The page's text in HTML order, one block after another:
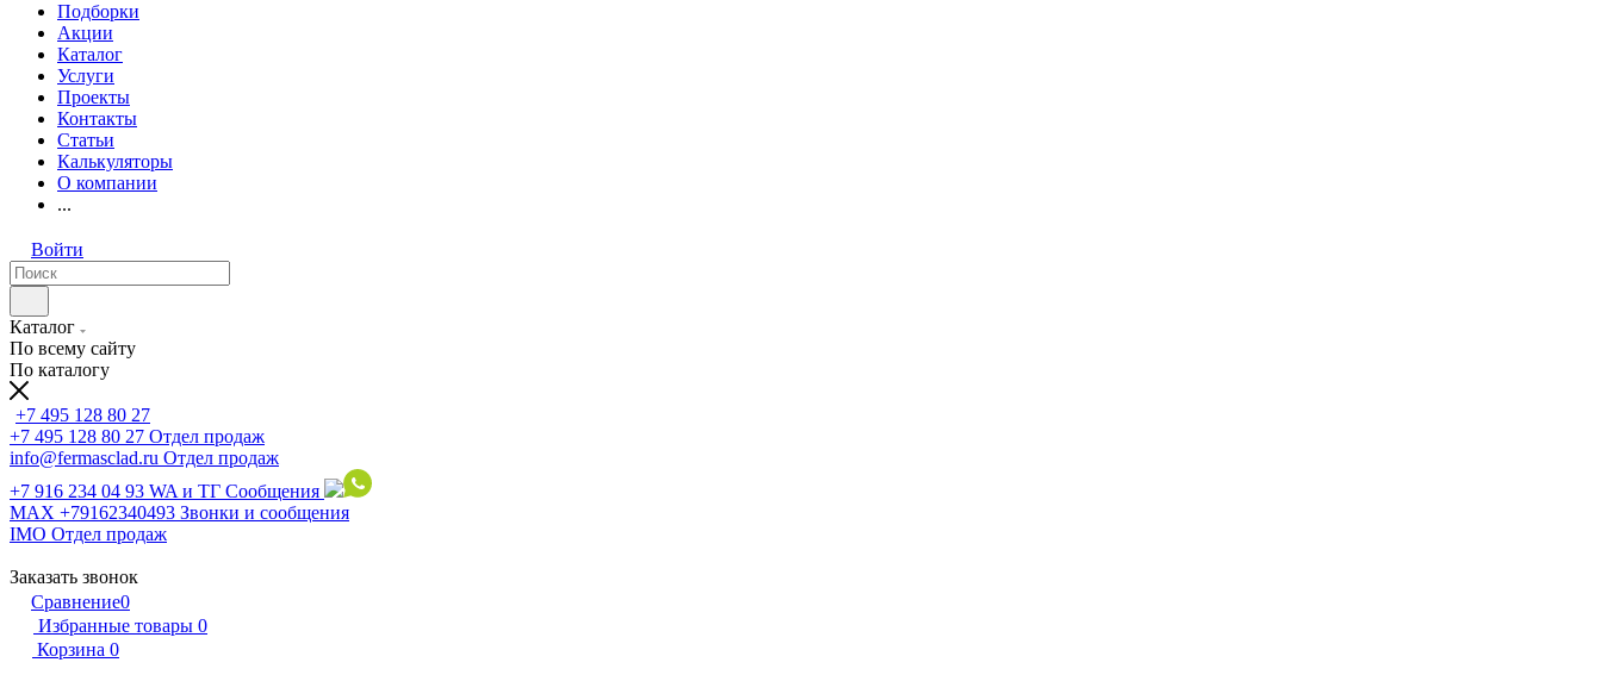
Подборки
Акции
Каталог
Услуги
Проекты
Контакты
Статьи
Калькуляторы
О компании
...
Войти
Каталог
По всему сайту
По каталогу
+7 495 128 80 27
+7 495 128 80 27 Отдел продаж
info@fermasclad.ru Отдел продаж
+7 916 234 04 93 WA и ТГ Сообщения
MAX +79162340493 Звонки и сообщения
IMO Отдел продаж
Заказать звонок
Сравнение0
Избранные товары 0
Корзина 0